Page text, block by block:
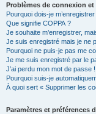
Problèmes de connexion et
Pourquoi dois-je m’enregistrer
Que signifie COPPA ?
Je souhaite m’enregistrer,
Je suis enregistré mais je ne
Pourquoi ne puis-je pas me
Je me suis enregistré par le
J’ai perdu mon mot de passe !
Pourquoi suis-je
À quoi sert « Supprimer les
Paramètres et préférences